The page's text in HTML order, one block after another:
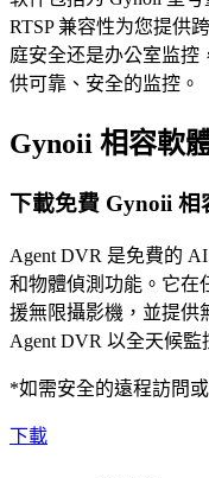
RTSP 兼容性为您提供
庭安全还是办公室监控
供可靠、安全的监控。
Gynoii 相容軟
下載免費 Gynoii 相
Agent DVR 是免費的
和物體偵測功能。它在
援無限攝影機，並提供
Agent DVR 以全天候監
*如需安全的遠程訪問
下載